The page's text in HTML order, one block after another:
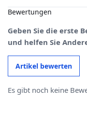
Bewertungen
Geben Sie die erste
und helfen Sie
Artikel bewerten
Es gibt noch keine